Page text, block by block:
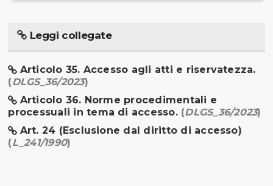
Leggi collegate
Articolo 35. Accesso agli atti e riservatezza.
(DLGS_36/2023)
Articolo 36. Norme procedimentali e
processuali in tema di accesso. (DLGS_36/2023)
Art. 24 (Esclusione dal diritto di accesso)
(L_241/1990)